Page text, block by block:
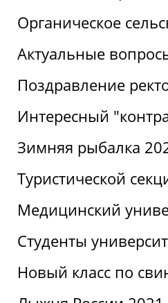
Органическое
Актуальные
Поздравление
Интересный
Зимняя рыбалка
Туристической
Медицинский
Студенты
Новый класс по